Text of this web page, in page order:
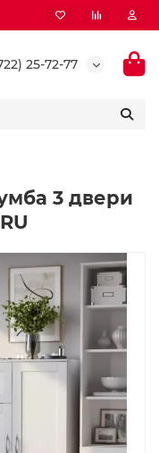
25-72-77
3 двери